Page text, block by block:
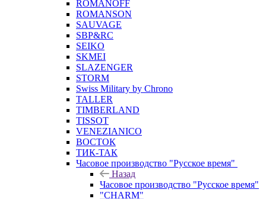
ROMANOFF
ROMANSON
SAUVAGE
SBP&RC
SEIKO
SKMEI
SLAZENGER
STORM
Swiss Military by Chrono
TALLER
TIMBERLAND
TISSOT
VENEZIANICO
ВОСТОК
ТИК-ТАК
Часовое производство "Русское время"
Назад
Часовое производство "Русское время"
"CHARM"